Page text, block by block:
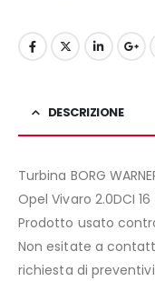
DESCRIZIONE
Turbina BORG
Opel Vivaro 2.0DCI 16
Prodotto usato
Non esitate a
richiesta di